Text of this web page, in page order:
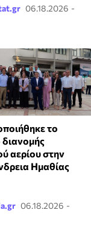
06.18.2026 -
το
διανομής
αερίου στην
Ημαθίας
06.18.2026 -